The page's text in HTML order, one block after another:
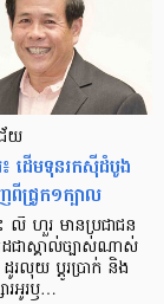
យ
ដើមទុនរកស៊ីដំបូង
ពីជ្រូក១ក្បាល
ហួរ មាន​ប្រជាជន​
ដ​ជា​ស្គាល់​ច្បាស់​ណាស់
រ​លុយ ប្តូរ​បា្រក់ និង​
រ​អូរ​ឫ…